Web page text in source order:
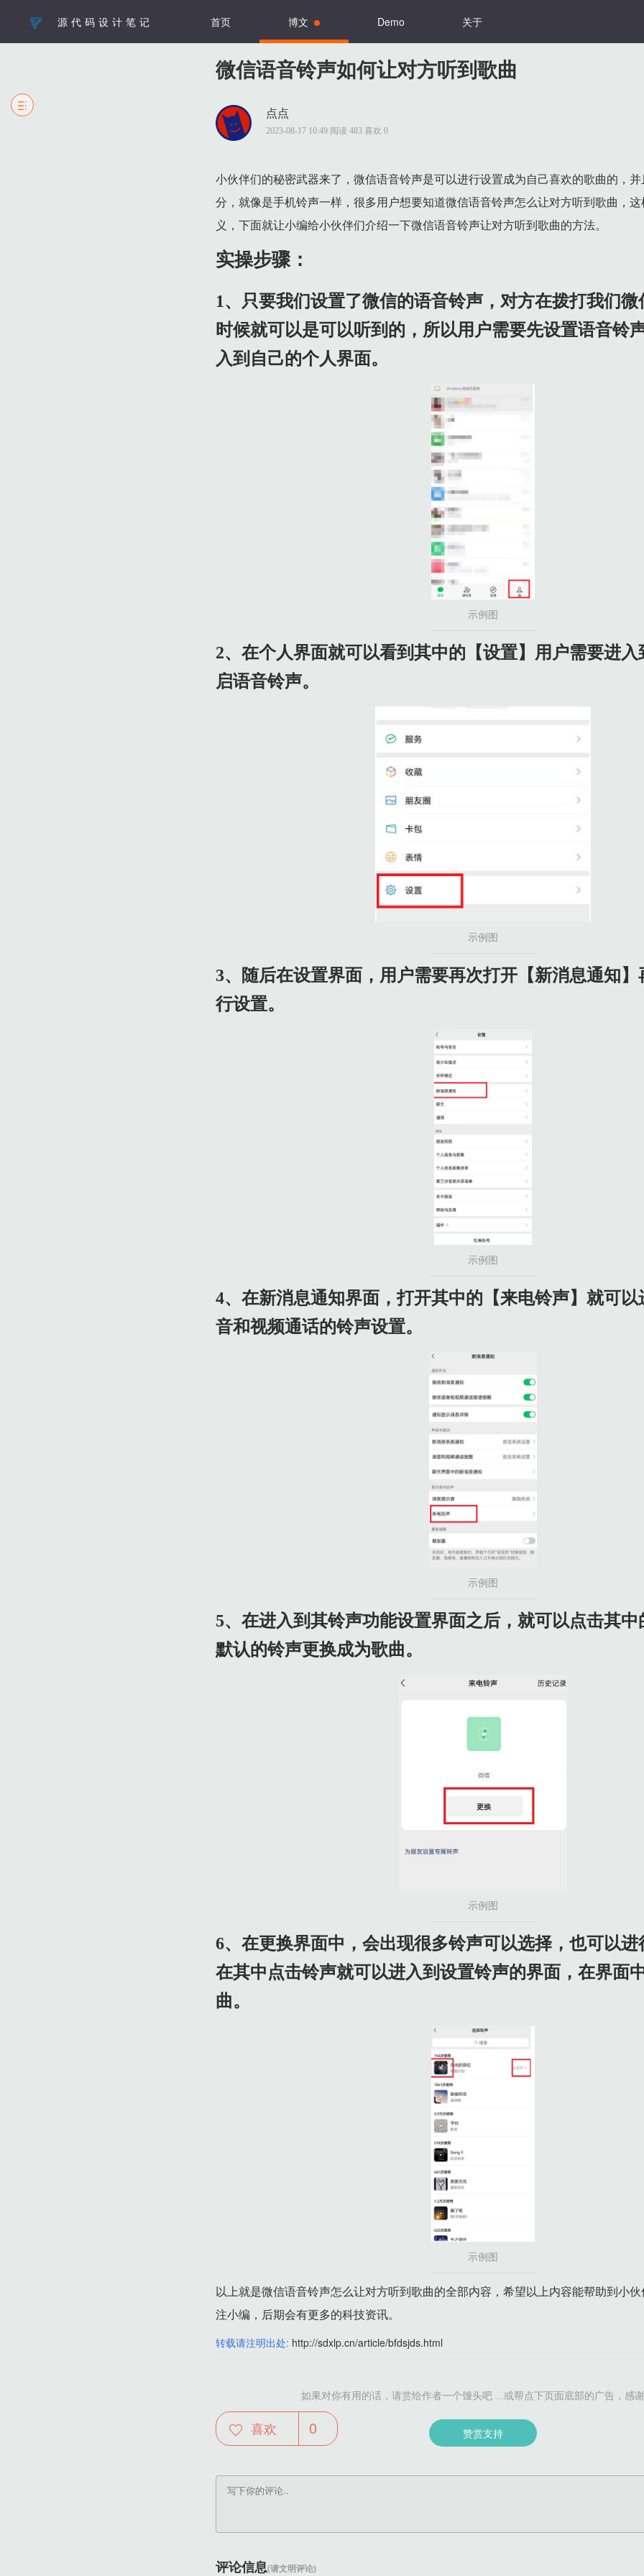
源代码设计笔记 首页 博文 Demo 关于
微信语音铃声如何让对方听到歌曲
点点
2023-08-17 10:49 阅读 483 喜欢 0
小伙伴们的秘密武器来了，微信语音铃声是可以进行设置成为自己喜欢的歌曲的，
分，就像是手机铃声一样，很多用户想要知道微信语音铃声怎么让对方听到歌曲，
义，下面就让小编给小伙伴们介绍一下微信语音铃声让对方听到歌曲的方法。
实操步骤：
1、只要我们设置了微信的语音铃声，对方在拨打我们微
时候就可以是可以听到的，所以用户需要先设置语音铃
入到自己的个人界面。
示例图
2、在个人界面就可以看到其中的【设置】用户需要进
启语音铃声。
示例图
3、随后在设置界面，用户需要再次打开【新消息通知
行设置。
示例图
4、在新消息通知界面，打开其中的【来电铃声】就可
音和视频通话的铃声设置。
示例图
5、在进入到其铃声功能设置界面之后，就可以点击其
默认的铃声更换成为歌曲。
示例图
6、在更换界面中，会出现很多铃声可以选择，也可以进
在其中点击铃声就可以进入到设置铃声的界面，在界面
曲。
示例图
以上就是微信语音铃声怎么让对方听到歌曲的全部内容，希望以上内容能帮助到小
注小编，后期会有更多的科技资讯。
转载请注明出处: http://sdxlp.cn/article/bfdsjds.html
如果对你有用的话，请赏给作者一个馒头吧 ...或帮点下页面底部的广告，感谢
赞赏支持
喜欢 0
评论信息(请文明评论)
1 实操步骤：
1.1 1、只要我们设置了微信的语音铃声，对方在拨打我们微信语音通话的时候就可以是可以听到的，所以用户需要先设置语音铃声，在微
1.2 2、在个人界面就可以看到其中的【设置】用户需要进入到设置中去开启语音铃声。
1.3 3、随后在设置界面，用户需要再次打开【新消息通知】再次功能中进行设置。
1.4 4、在新消息通知界面，打开其中的【来电铃声】就可以进行微信的语音和视频通话的铃声设置。
1.6 6、在更换界面中，会出现很多铃声可以选择，也可以进行搜索铃声，在其中点击铃声就可以进入到设置铃声的界面，在界面中就可以